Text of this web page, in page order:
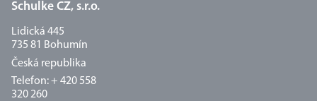
Schulke CZ, s.r.o.
Lidická 445
735 81 Bohumín
Česká republika
Telefon: + 420 558
320 260